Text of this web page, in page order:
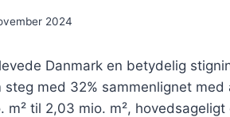
2024
Danmark en betydelig
med 32% sammenlignet
m² til 2,03 mio. m²,